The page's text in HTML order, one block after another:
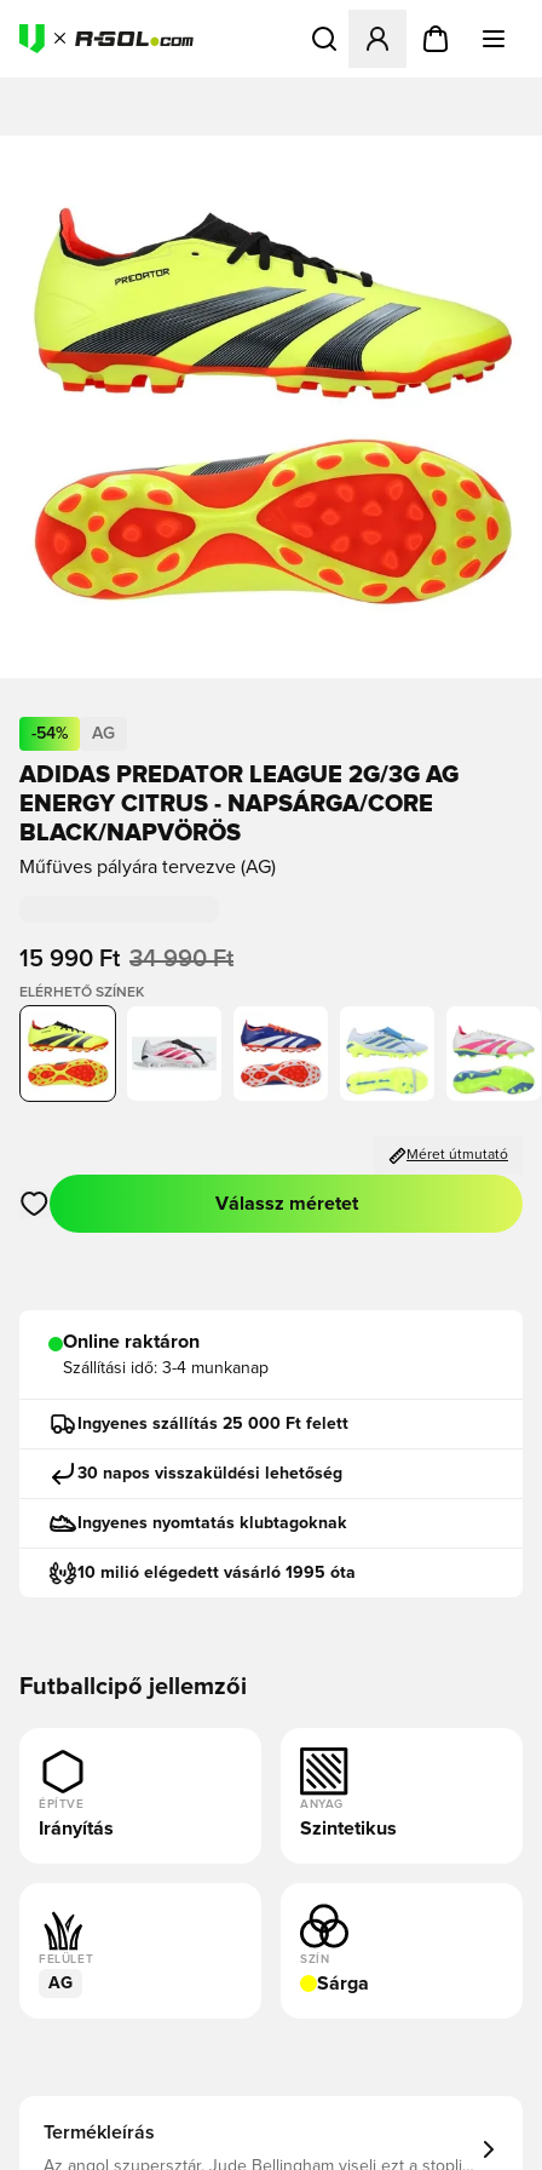
Megnyit egy modált a
-54% AG
ADIDAS PREDATOR LEAGUE 2G/3G AG
ENERGY CITRUS - NAPSÁRGA/CORE
BLACK/NAPVÖRÖS
Műfüves pályára tervezve (AG)
15 990 Ft 34 990 Ft
ELÉRHETŐ SZÍNEK
Méret útmutató
Megnyit egy modált a bejelentkezéshez vagy a tagként való
Válassz méretet
Online raktáron
Szállítási idő: 3-4 munkanap
Ingyenes szállítás 25 000 Ft felett
30 napos visszaküldési lehetőség
Ingyenes nyomtatás klubtagoknak
10 milió elégedett vásárló 1995 óta
Futballcipő jellemzői
ÉPÍTVE
Irányítás
ANYAG
Szintetikus
FELÜLET
AG
SZÍN
Sárga
Termékleírás
Az angol szupersztár, Jude Bellingham viseli ezt a stoplis